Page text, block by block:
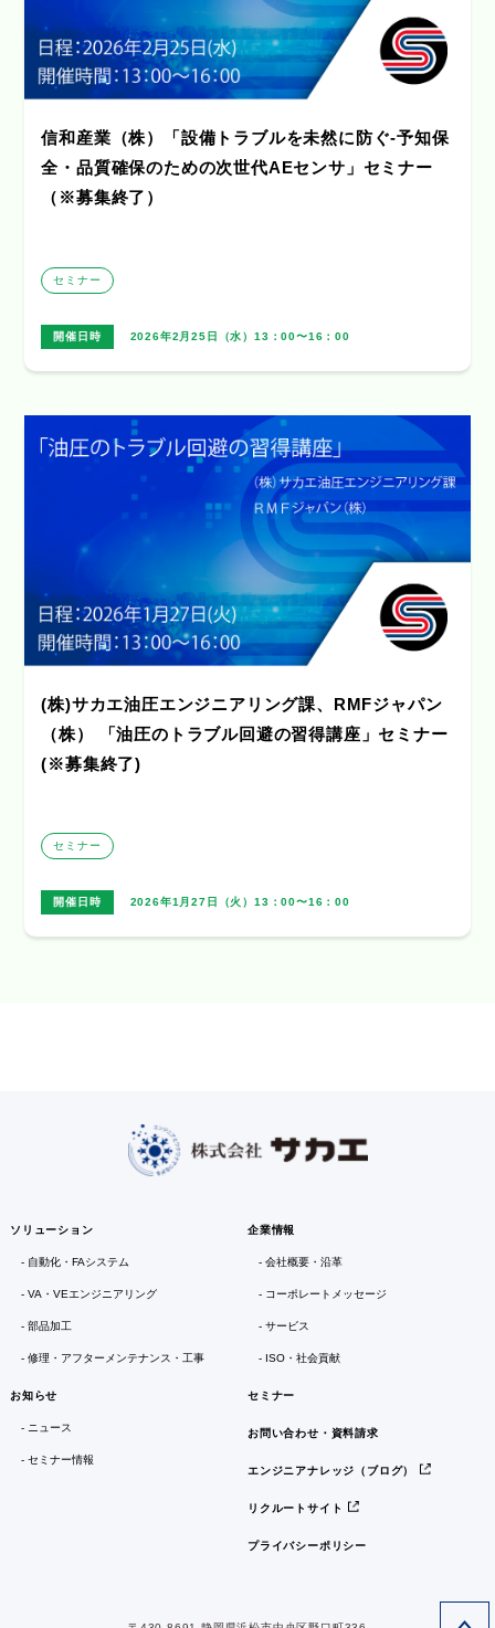
信和産業（株）「設備トラブルを未然に防ぐ-予知保
全・品質確保のための次世代AEセンサ」セミナー
（※募集終了）
セミナー
開催日時 2026年2月25日（水）13：00〜16：00
(株)サカエ油圧エンジニアリング課、RMFジャパン
（株） 「油圧のトラブル回避の習得講座」セミナー
(※募集終了)
セミナー
開催日時 2026年1月27日（火）13：00〜16：00
ソリューション
自動化・FAシステム
VA・VEエンジニアリング
部品加工
修理・アフターメンテナンス・工事
企業情報
会社概要・沿革
コーポレートメッセージ
サービス
ISO・社会貢献
お知らせ
ニュース
セミナー情報
セミナー
お問い合わせ・資料請求
エンジニアナレッジ（ブログ）
リクルートサイト
プライバシーポリシー